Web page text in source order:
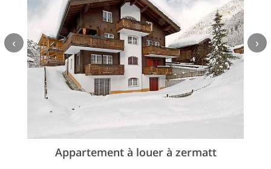
Appartement à louer à zermatt
‹ ›